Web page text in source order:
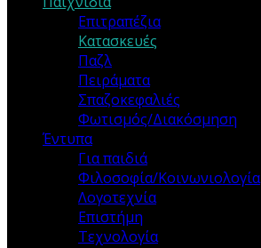
Επιτραπέζια
Κατασκευές
Παζλ
Πειράματα
Σπαζοκεφαλιές
Φωτισμός/Διακόσμηση
Έντυπα
Για παιδιά
Φιλοσοφία/Κοινωνιολογία
Λογοτεχνία
Επιστήμη
Τεχνολογία